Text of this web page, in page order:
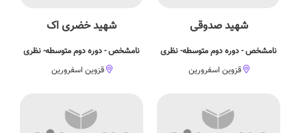
شهید صدوقی
نامشخص - دوره دوم متوسطه- نظری
قزوین اسفرورین
شهید خضری اک
نامشخص - دوره دوم متوسطه- نظری
قزوین اسفرورین